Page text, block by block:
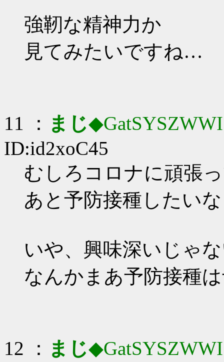
強靭な精神力か
見てみたいですね…
11 ： まじ◆GatSYSZWWI
ID:id2xoC45
むしろコロナに頑張
あと予防接種したいな
いや、興味深いじゃ
なんかまあ予防接種
12 ： まじ◆GatSYSZWWI